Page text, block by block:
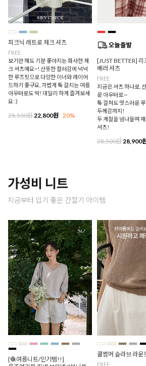
피크닉 레트로 체크 셔츠
FREE
보기만 해도 기분 좋아지는 화사한 체
크 셔츠예요~! 산뜻한 컬러감에 넉넉
한 루즈핏으로 다양한 이너와 레이어
드하기 좋구요, 가볍게 툭 걸치는 여름
아우터로도 딱! 데일리 하게 즐겨보세
요 :)
28,500원 22,800원 20%
[JUST BETTER] 리
베러 셔츠
FREE
지금은 셔츠 하나로,
운 아우터로—
툭 걸쳐도 멋스러운
두께감까지!
두 계절을 넘나들며
셔츠!
38,500원28,900
가성비 니트
지금부터 입기 좋은 간절기 아이템
[🧶여름니트/인기템!!]
쿨썸머 슬라브 라운
FREE